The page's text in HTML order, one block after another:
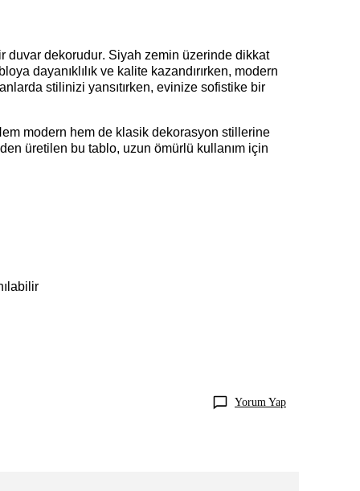
duvar dekorudur. Siyah zemin üzerinde dikkat
dayanıklılık ve kalite kazandırırken, modern
stilinizi yansıtırken, evinize sofistike bir
modern hem de klasik dekorasyon stillerine
üretilen bu tablo, uzun ömürlü kullanım için
Yorum Yap